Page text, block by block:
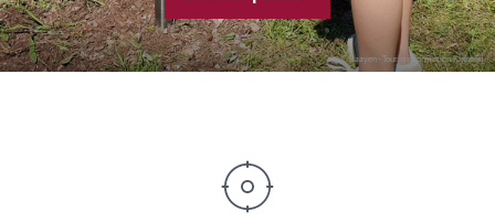
© C.Baayen - Touristinformation Kinheim